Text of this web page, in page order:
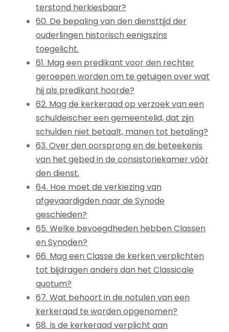
terstond herkiesbaar?
60. De bepaling van den diensttijd der
ouderlingen historisch eenigszins
toegelicht.
61. Mag een predikant voor den rechter
geroepen worden om te getuigen over wat
hij als predikant hoorde?
62. Mag de kerkeraad op verzoek van een
schuldeischer een gemeentelid, dat zijn
schulden niet betaalt, manen tot betaling?
63. Over den oorsprong en de beteekenis
van het gebed in de consistoriekamer vóór
den dienst.
64. Hoe moet de verkiezing van
afgevaardigden naar de Synode
geschieden?
65. Welke bevoegdheden hebben Classen
en Synoden?
66. Mag een Classe de kerken verplichten
tot bijdragen anders dan het Classicale
quotum?
67. Wat behoort in de notulen van een
kerkeraad te worden opgenomen?
68. Is de kerkeraad verplicht aan